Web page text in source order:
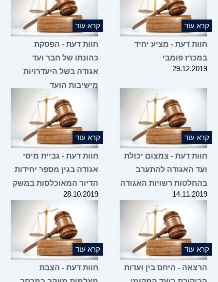
עוד
דעת - מציע יחיד
פומבי
קרא עוד
חוות דעת - הפסקת
כהונתו של חבר ועד
אגודה בשל היעדרויות
מישיבות הועד
עוד
דעת - צמצום יכולת
האגודה להתערב
רשויות האגודה
קרא עוד
חוות דעת - גביית מיסי
אגודה בגין מספר יחידות
הדיור המאוכלסות במשק
28.10.2019
עוד
- היחס בין ועדות
קרא עוד
חוות דעת - הצבת